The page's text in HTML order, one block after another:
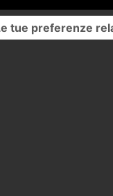
tue preferenze